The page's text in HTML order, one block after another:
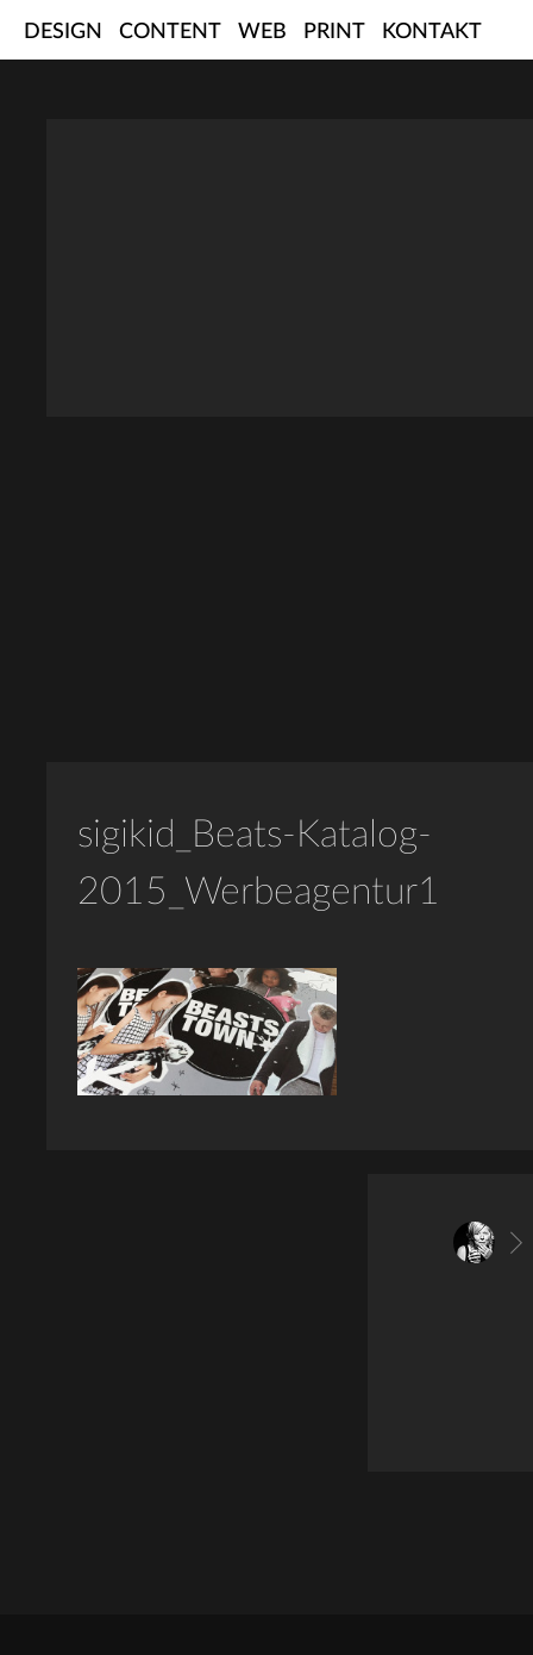
DESIGN CONTENT WEB PRINT KONTAKT
sigikid_Beats-Katalog-
2015_Werbeagentur1